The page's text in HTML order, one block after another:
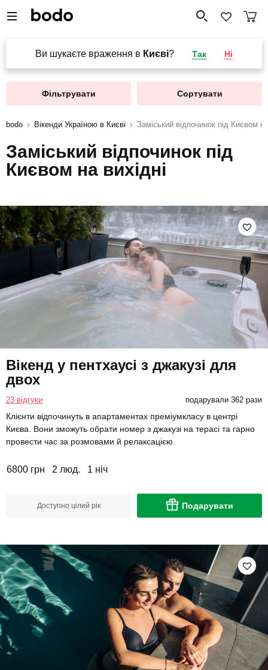
Ви шукаєте враження в Києві? Так Ні
Фільтрувати Сортувати
bodo Вікенди Україною в Києві Заміський відпочинок під Києвом на
Заміський відпочинок під
Києвом на вихідні
Вікенд у пентхаусі з джакузі для
двох
23 відгуки подарували 362 рази
Клієнти відпочинуть в апартаментах преміумкласу в центрі
Києва. Вони зможуть обрати номер з джакузі на терасі та гарно
провести час за розмовами й релаксацією.
6800 грн 2 люд. 1 ніч
Доступно цілий рік Подарувати